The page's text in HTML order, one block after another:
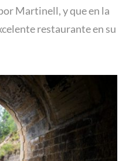
Martinell, y que en la
restaurante en su